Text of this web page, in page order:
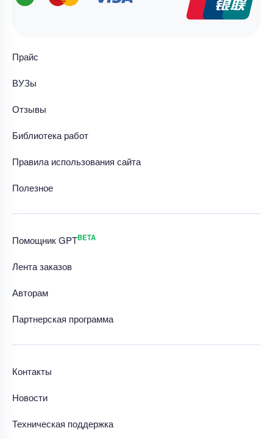
Прайс
ВУЗы
Отзывы
Библиотека работ
Правила использования сайта
Полезное
Помощник GPTBETA
Лента заказов
Авторам
Партнерская программа
Контакты
Новости
Техническая поддержка